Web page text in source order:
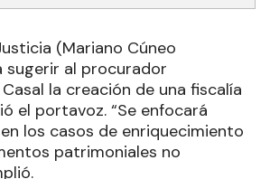
(Mariano Cúneo
sugerir al procurador
la creación de una fiscalía
el portavoz. “Se enfocará
los casos de enriquecimiento
patrimoniales no